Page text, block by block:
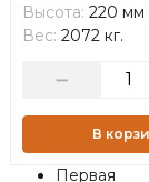
Высота: 220 мм
Вес: 2072 кг.
В
Первая